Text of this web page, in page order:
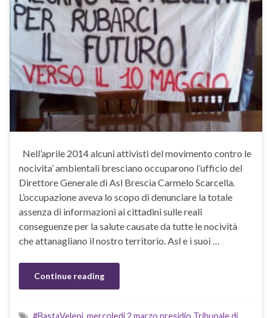
Nell’aprile 2014 alcuni attivisti del movimento contro le
nocivita’ ambientali bresciano occuparono l’ufficio del
Direttore Generale di Asl Brescia Carmelo Scarcella.
L’occupazione aveva lo scopo di denunciare la totale
assenza di informazioni ai cittadini sulle reali
conseguenze per la salute causate da tutte le nocività
che attanagliano il nostro territorio. Asl e i suoi …
Continue reading